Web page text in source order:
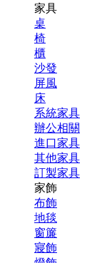
家具
桌
椅
櫃
沙發
屏風
床
系統家具
辦公相關
進口家具
其他家具
訂製家具
家飾
布飾
地毯
窗簾
寢飾